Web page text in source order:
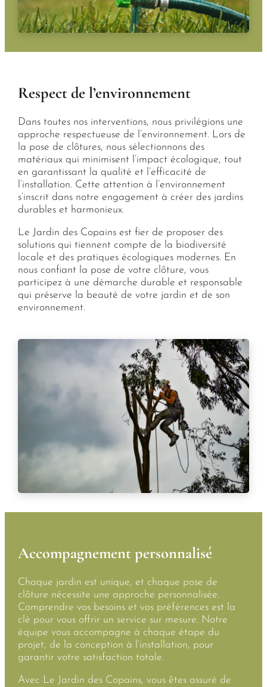
Respect de l’environnement
Dans toutes nos interventions, nous privilégions une
approche respectueuse de l’environnement. Lors de
la pose de clôtures, nous sélectionnons des
matériaux qui minimisent l’impact écologique, tout
en garantissant la qualité et l’efficacité de
l’installation. Cette attention à l’environnement
s’inscrit dans notre engagement à créer des jardins
durables et harmonieux.
Le Jardin des Copains est fier de proposer des
solutions qui tiennent compte de la biodiversité
locale et des pratiques écologiques modernes. En
nous confiant la pose de votre clôture, vous
participez à une démarche durable et responsable
qui préserve la beauté de votre jardin et de son
environnement.
Accompagnement personnalisé
Chaque jardin est unique, et chaque pose de
clôture nécessite une approche personnalisée.
Comprendre vos besoins et vos préférences est la
clé pour vous offrir un service sur mesure. Notre
équipe vous accompagne à chaque étape du
projet, de la conception à l’installation, pour
garantir votre satisfaction totale.
Avec Le Jardin des Copains, vous êtes assuré de